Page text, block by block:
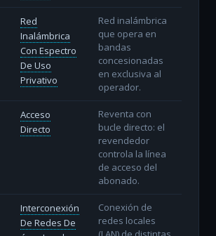
Red
Inalámbrica
Con Espectro
De Uso
Privativo
Red inalámbrica
que opera en
bandas
concesionadas
en exclusiva al
operador.
Acceso
Directo
Reventa con
bucle directo: el
revendedor
controla la línea
de acceso del
abonado.
Interconexión
De Redes De
Conexión de
redes locales